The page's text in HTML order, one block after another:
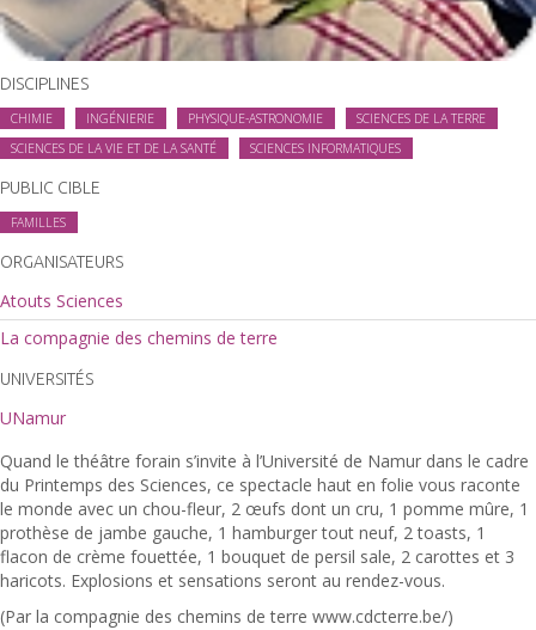
DISCIPLINES
CHIMIE INGÉNIERIE PHYSIQUE-ASTRONOMIE
SCIENCES DE LA TERRE
SCIENCES DE LA VIE ET DE LA SANTÉ
SCIENCES INFORMATIQUES
PUBLIC CIBLE
FAMILLES
ORGANISATEURS
Atouts Sciences
La compagnie des chemins de terre
UNIVERSITÉS
UNamur
Quand le théâtre forain s’invite à l’Université de Namur dans le cadre
du Printemps des Sciences, ce spectacle haut en folie vous raconte
le monde avec un chou-fleur, 2 œufs dont un cru, 1 pomme mûre, 1
prothèse de jambe gauche, 1 hamburger tout neuf, 2 toasts, 1
flacon de crème fouettée, 1 bouquet de persil sale, 2 carottes et 3
haricots. Explosions et sensations seront au rendez-vous.
(Par la compagnie des chemins de terre www.cdcterre.be/)